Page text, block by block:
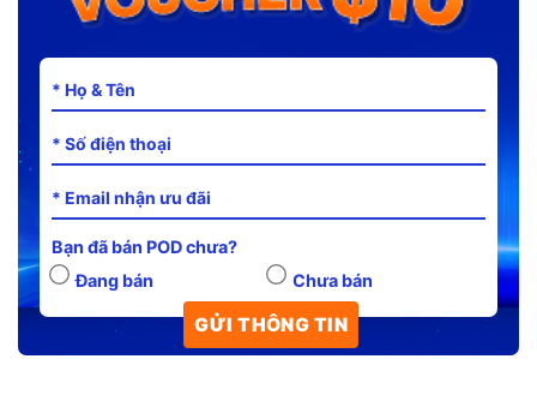
Bạn đã bán POD chưa?
Đang bán
Chưa bán